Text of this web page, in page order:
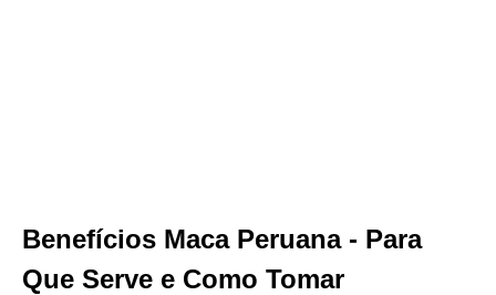
Benefícios Maca Peruana - Para
Que Serve e Como Tomar